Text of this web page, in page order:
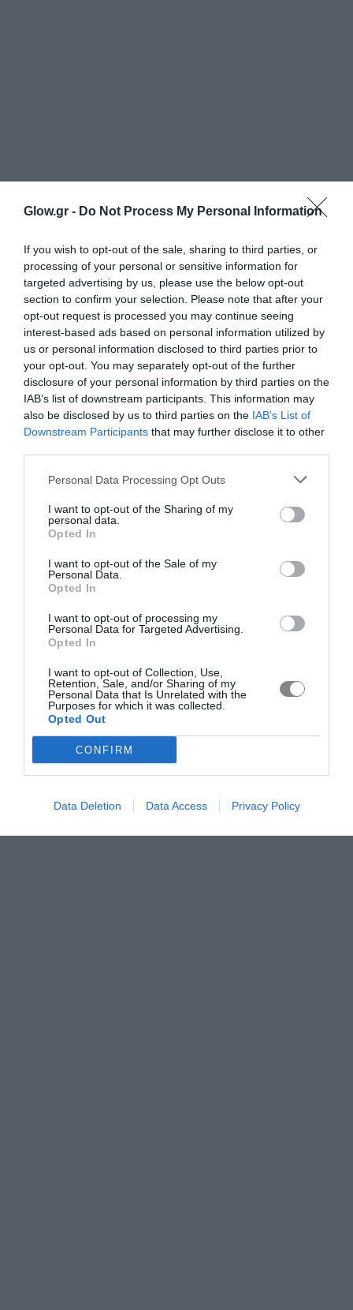
Glow.gr - Do Not Process My Personal Information
If you wish to opt-out of the sale, sharing to third parties, or
processing of your personal or sensitive information for
targeted advertising by us, please use the below opt-out
section to confirm your selection. Please note that after your
opt-out request is processed you may continue seeing
interest-based ads based on personal information utilized by
us or personal information disclosed to third parties prior to
your opt-out. You may separately opt-out of the further
disclosure of your personal information by third parties on the
IAB’s list of downstream participants. This information may
also be disclosed by us to third parties on the IAB’s List of
Downstream Participants that may further disclose it to other
Personal Data Processing Opt Outs
I want to opt-out of the Sharing of my
personal data.
Opted In
I want to opt-out of the Sale of my
Personal Data.
Opted In
I want to opt-out of processing my
Personal Data for Targeted Advertising.
Opted In
I want to opt-out of Collection, Use,
Retention, Sale, and/or Sharing of my
Personal Data that Is Unrelated with the
Purposes for which it was collected.
Opted Out
CONFIRM
Data Deletion Data Access Privacy Policy